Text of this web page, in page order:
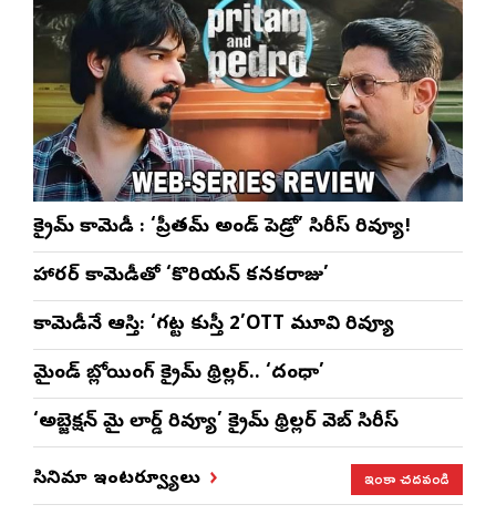
క్రైమ్ కామెడీ : ‘ప్రీతమ్ అండ్ పెడ్రో’ సిరీస్ రివ్యూ!
హారర్ కామెడీతో ‘కొరియన్ కనకరాజు’
కామెడీనే ఆస్తి: ‘గట్ట కుస్తీ 2’OTT మూవి రివ్యూ
మైండ్ బ్లోయింగ్ క్రైమ్ థ్రిల్లర్.. ‘దంధా’
‘అబ్జెక్ష‌న్ మై లార్డ్ రివ్యూ’ క్రైమ్ థ్రిల్ల‌ర్ వెబ్ సిరీస్
సినిమా ఇంటర్వ్యూలు ఇంకా చదవండి